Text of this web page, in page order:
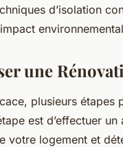
d’isolation
une
plusieurs étapes
est d’effectuer
votre logement et